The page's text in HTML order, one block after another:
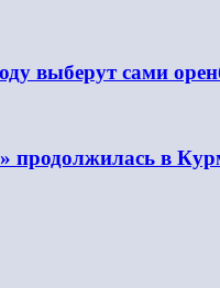
выберут сами
продолжилась в